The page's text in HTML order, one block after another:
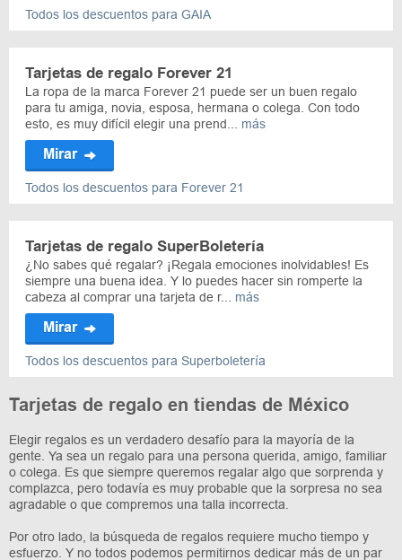
Todos los descuentos para GAIA
Tarjetas de regalo Forever 21
La ropa de la marca Forever 21 puede ser un buen regalo
para tu amiga, novia, esposa, hermana o colega. Con todo
esto, es muy difícil elegir una prend... más
Mirar
Todos los descuentos para Forever 21
Tarjetas de regalo SuperBoletería
¿No sabes qué regalar? ¡Regala emociones inolvidables! Es
siempre una buena idea. Y lo puedes hacer sin romperte la
cabeza al comprar una tarjeta de r... más
Mirar
Todos los descuentos para Superboletería
Tarjetas de regalo en tiendas de México
Elegir regalos es un verdadero desafío para la mayoría de la
gente. Ya sea un regalo para una persona querida, amigo, familiar
o colega. Es que siempre queremos regalar algo que sorprenda y
complazca, pero todavía es muy probable que la sorpresa no sea
agradable o que compremos una talla incorrecta.
Por otro lado, la búsqueda de regalos requiere mucho tiempo y
esfuerzo. Y no todos podemos permitirnos dedicar más de un par